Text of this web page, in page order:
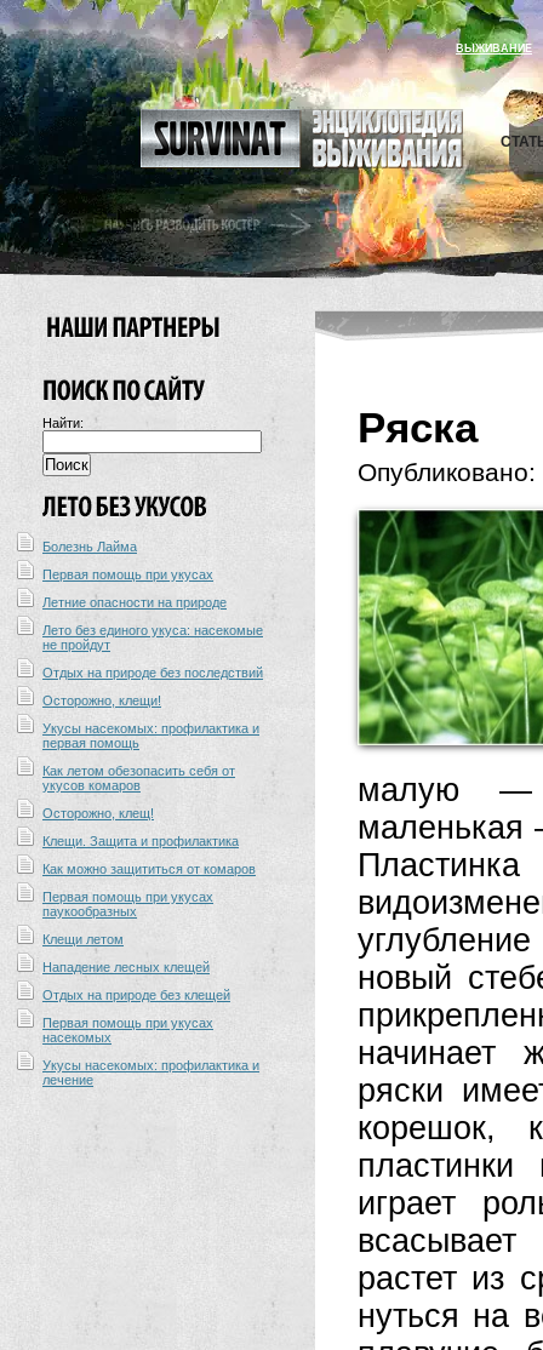
ВЫЖИВАНИЕ
Найти:
Болезнь Лайма
Первая помощь при укусах
Летние опасности на природе
Лето без единого укуса: насекомые
не пройдут
Отдых на природе без последствий
Осторожно, клещи!
Укусы насекомых: профилактика и
первая помощь
Как летом обезопасить себя от
укусов комаров
Осторожно, клещ!
Клещи. Защита и профилактика
Как можно защититься от комаров
Первая помощь при укусах
паукообразных
Клещи летом
Нападение лесных клещей
Отдых на природе без клещей
Первая помощь при укусах
насекомых
Укусы насекомых: профилактика и
лечение
Ряска
Опубликовано:
малую —
маленькая
новый
начинает
ряски
корешок,
играет
растет из
нуться на